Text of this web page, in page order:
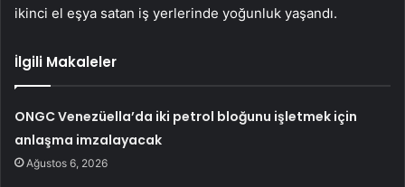
ikinci el eşya satan iş yerlerinde yoğunluk yaşandı.
İlgili Makaleler
ONGC Venezüella’da iki petrol bloğunu işletmek için
anlaşma imzalayacak
Ağustos 6, 2026